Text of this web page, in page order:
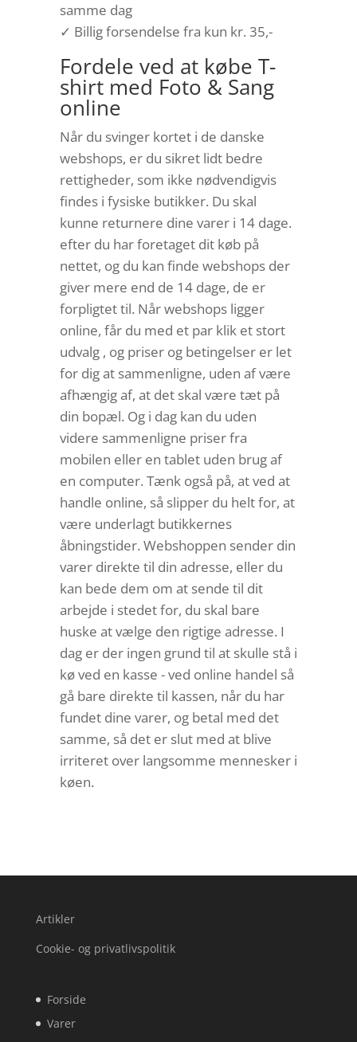
samme dag
✓ Billig forsendelse fra kun kr. 35,-
Fordele ved at købe T-
shirt med Foto & Sang
online
Når du svinger kortet i de danske
webshops, er du sikret lidt bedre
rettigheder, som ikke nødvendigvis
findes i fysiske butikker. Du skal
kunne returnere dine varer i 14 dage.
efter du har foretaget dit køb på
nettet, og du kan finde webshops der
giver mere end de 14 dage, de er
forpligtet til. Når webshops ligger
online, får du med et par klik et stort
udvalg , og priser og betingelser er let
for dig at sammenligne, uden af være
afhængig af, at det skal være tæt på
din bopæl. Og i dag kan du uden
videre sammenligne priser fra
mobilen eller en tablet uden brug af
en computer. Tænk også på, at ved at
handle online, så slipper du helt for, at
være underlagt butikkernes
åbningstider. Webshoppen sender din
varer direkte til din adresse, eller du
kan bede dem om at sende til dit
arbejde i stedet for, du skal bare
huske at vælge den rigtige adresse. I
dag er der ingen grund til at skulle stå i
kø ved en kasse - ved online handel så
gå bare direkte til kassen, når du har
fundet dine varer, og betal med det
samme, så det er slut med at blive
irriteret over langsomme mennesker i
køen.
Artikler
Cookie- og privatlivspolitik
Forside
Varer